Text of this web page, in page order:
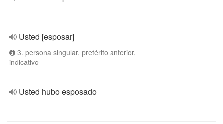
Usted [esposar]
3. persona singular, pretérito anterior,
indicativo
Usted hubo esposado